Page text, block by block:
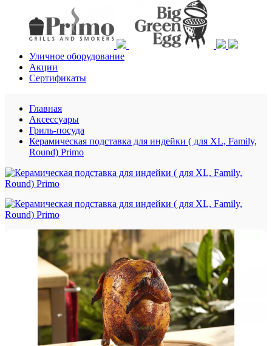
Уличное оборудование
Акции
Сертификаты
Главная
Аксессуары
Гриль-посуда
Керамическая подставка для индейки ( для XL, Family,
Round) Primo